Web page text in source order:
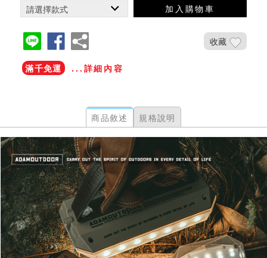
加入購物車
收藏
滿千免運 ...詳細內容
商品敘述 規格說明